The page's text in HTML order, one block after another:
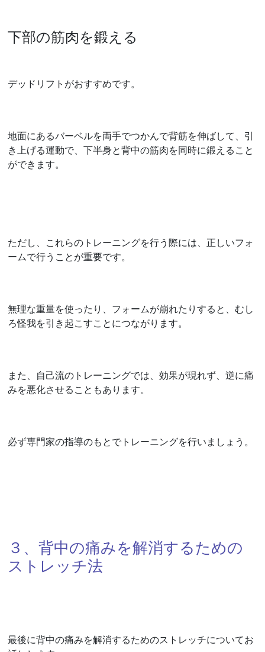
下部の筋肉を鍛える
デッドリフトがおすすめです。
地面にあるバーベルを両手でつかんで背筋を伸ばして、引
き上げる運動で、下半身と背中の筋肉を同時に鍛えること
ができます。
ただし、これらのトレーニングを行う際には、正しいフォ
ームで行うことが重要です。
無理な重量を使ったり、フォームが崩れたりすると、むし
ろ怪我を引き起こすことにつながります。
また、自己流のトレーニングでは、効果が現れず、逆に痛
みを悪化させることもあります。
必ず専門家の指導のもとでトレーニングを行いましょう。
３、背中の痛みを解消するための
ストレッチ法
最後に背中の痛みを解消するためのストレッチについてお